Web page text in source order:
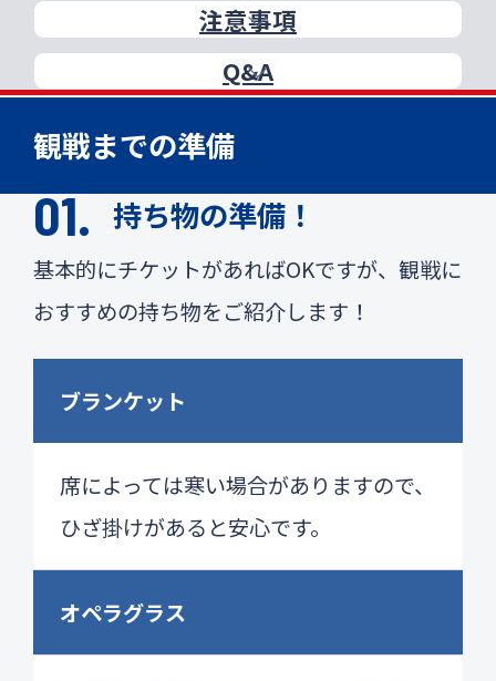
注意事項
Q&A
観戦までの準備
持ち物の準備！
基本的にチケットがあればOKですが、観戦に
おすすめの持ち物をご紹介します！
ブランケット
席によっては寒い場合がありますので、
ひざ掛けがあると安心です。
オペラグラス